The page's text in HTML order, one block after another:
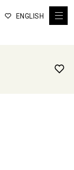
ENGLISH